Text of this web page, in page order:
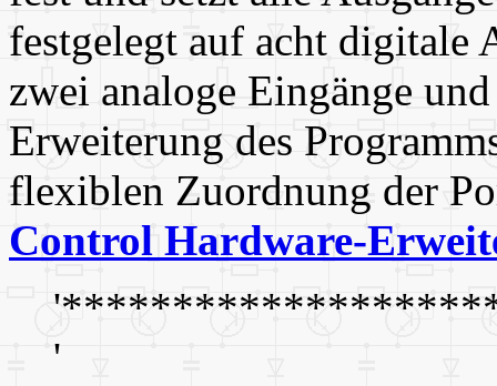
festgelegt auf acht digitale
zwei analoge Eingänge
Erweiterung des
flexiblen Zuordnung der
Control Hardware-
'